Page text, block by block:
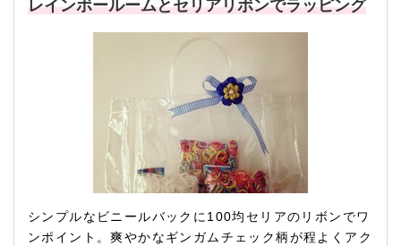
レインボールームとセリアリボンでラッピング
シンプルなビニールバックに100均セリアのリボンでワ
ンポイント。爽やかなギンガムチェック柄が程よくアク